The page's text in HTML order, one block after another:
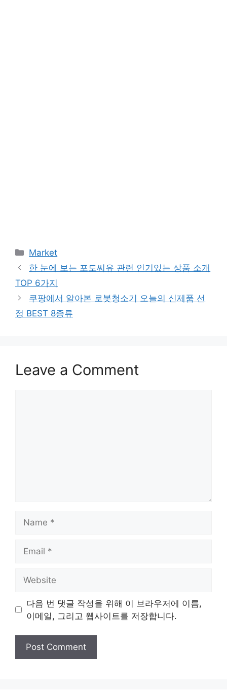
Categories
Market
한 눈에 보는 포도씨유 관련 인기있는 상품 소개
TOP 6가지
쿠팡에서 알아본 로봇청소기 오늘의 신제품 선
정 BEST 8종류
Leave a Comment
다음 번 댓글 작성을 위해 이 브라우저에 이름,
이메일, 그리고 웹사이트를 저장합니다.